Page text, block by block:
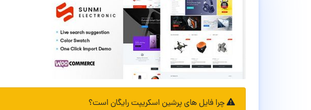
چرا فایل های پرشین اسکریپت رایگان است؟